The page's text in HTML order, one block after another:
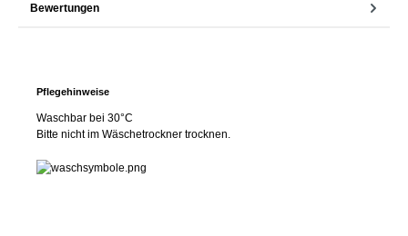
Bewertungen
Pflegehinweise
Waschbar bei 30°C
Bitte nicht im Wäschetrockner trocknen.